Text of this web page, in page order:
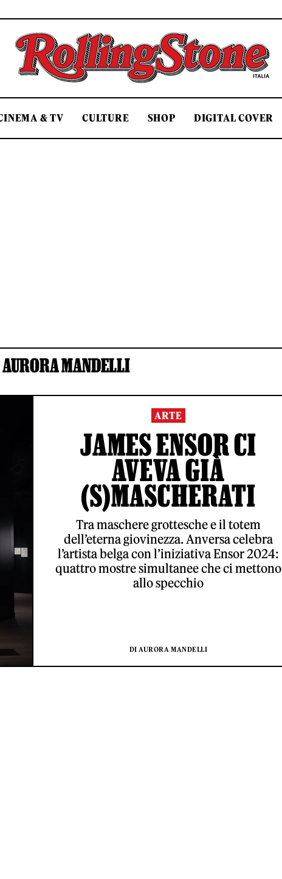
Rolling Stone Italia
& TV CULTURE SHOP DIGITAL COVER
AURORA MANDELLI
ARTE
JAMES ENSOR CI
AVEVA GIÀ
(S)MASCHERATI
Tra maschere grottesche e il totem
dell’eterna giovinezza. Anversa celebra
l’artista belga con l’iniziativa Ensor 2024:
quattro mostre simultanee che ci mettono
allo specchio
DI AURORA MANDELLI